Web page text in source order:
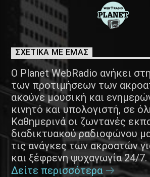
ΣΧΕΤΙΚΑ ΜΕ ΕΜΑΣ
Ο Planet WebRadio ανήκει
των προτιμήσεων των
ακούνε μουσική και
κινητό και υπολογιστή, σε
Καθημερινά οι ζωντανές
διαδικτυακού ραδιοφώνου
τις ανάγκες των ακροατών
και ξέφρενη ψυχαγωγία 24/7.
Δείτε περισσότερα